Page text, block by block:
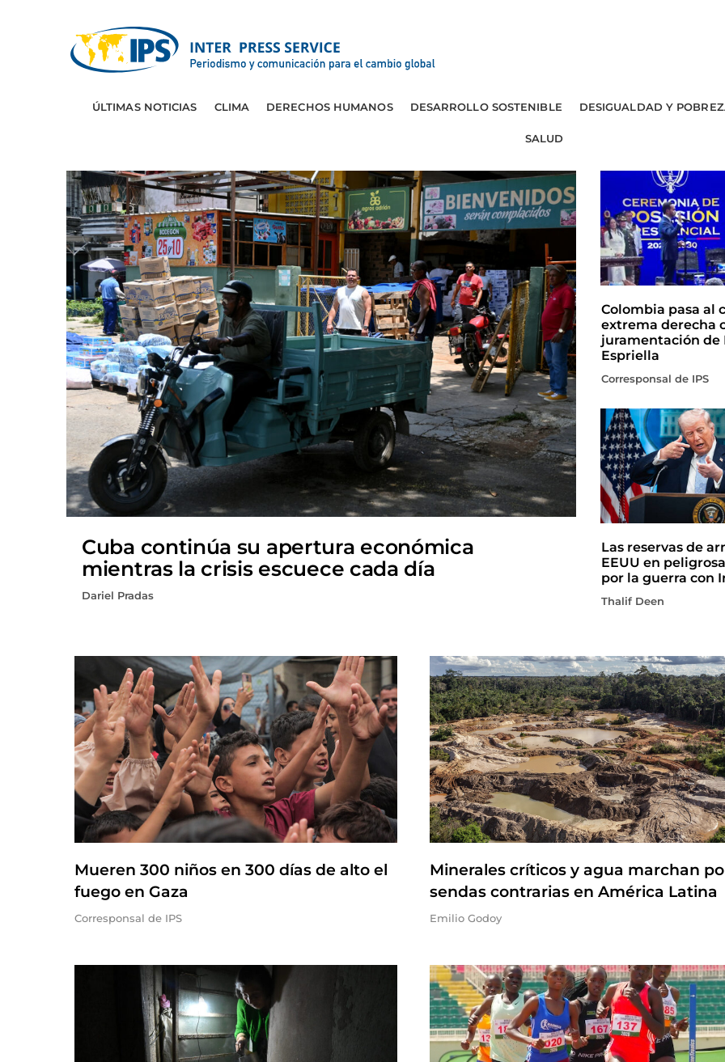
ÚLTIMAS NOTICIAS CLIMA DERECHOS HUMANOS DESARROLLO SOSTENIBLE DESIGUALDAD Y
SALUD
Cuba continúa su apertura económica
mientras la crisis escuece cada día
Dariel Pradas
Colombia pasa al
extrema derecha
juramentación de
Espriella
Corresponsal de IPS
Las reservas de
EEUU en
por la guerra con
Thalif Deen
Mueren 300 niños en 300 días de alto el
fuego en Gaza
Corresponsal de IPS
Minerales críticos y agua marchan
sendas contrarias en América Latina
Emilio Godoy